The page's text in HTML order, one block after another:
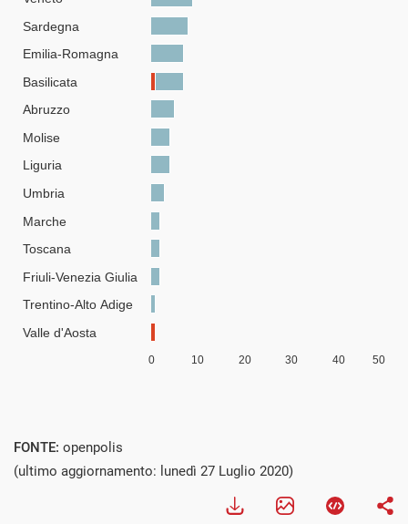
FONTE: openpolis
(ultimo aggiornamento: lunedì 27 Luglio 2020)